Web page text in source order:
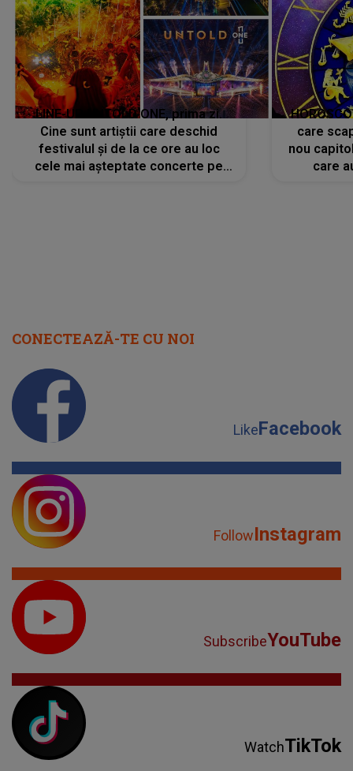
LINE-UP UNTOLD ONE, prima zi.
Cine sunt artiștii care deschid
festivalul și de la ce ore au loc
cele mai așteptate concerte pe
care
nou
care
CONECTEAZĂ-TE CU NOI
LikeFacebook
FollowInstagram
SubscribeYouTube
WatchTikTok